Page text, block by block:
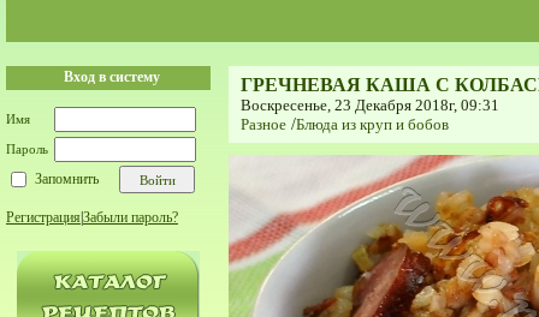
Вход в систему
Имя
Пароль
Запомнить
Регистрация Забыли пароль?
ГРЕЧНЕВАЯ КАША С
Воскресенье, 23 Декабря 2018г, 09:31
Разное /Блюда из круп и бобов